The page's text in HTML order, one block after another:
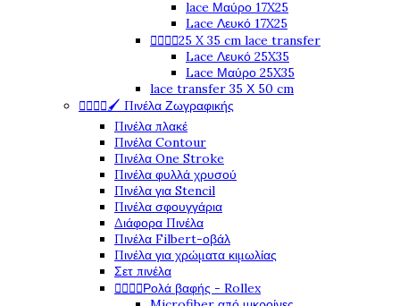
lace Μαύρο 17X25
Lace Λευκό 17X25
25 X 35 cm lace transfer
Lace Λευκό 25X35
Lace Μαύρο 25X35
lace transfer 35 Χ 50 cm
🖌️ Πινέλα Ζωγραφικής
Πινέλα πλακέ
Πινέλα Contour
Πινέλα One Stroke
Πινέλα φυλλά χρυσού
Πινέλα για Stencil
Πινέλα σφουγγάρια
Διάφορα Πινέλα
Πινέλα Filbert-οβάλ
Πινέλα για χρώματα κιμωλίας
Σετ πινέλα
Ρολά βαφής - Rollex